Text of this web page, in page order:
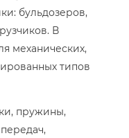
бульдозеров,
В
механических,
типов
пружины,